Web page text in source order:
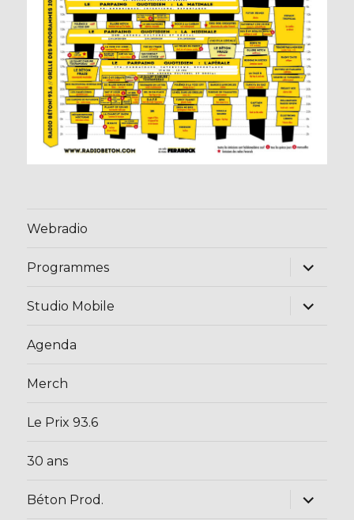
Webradio
Programmes
ouvrir
menu
Studio Mobile
ouvrir
Agenda
Merch
Le Prix 93.6
30 ans
Béton Prod.
ouvrir